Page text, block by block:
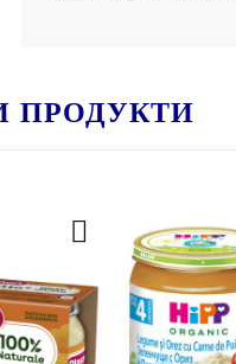
ПРОДУКТИ